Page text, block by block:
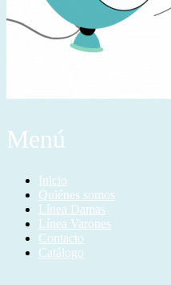
Menú
Inicio
Quiénes somos
Línea Damas
Línea Varones
Contacto
Catálogo